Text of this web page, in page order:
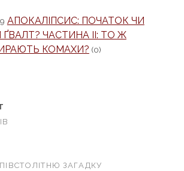
АПОКАЛІПСИС: ПОЧАТОК ЧИ
ЧАСТИНА ІІ: ТО Ж
КОМАХИ? (0)
ЗАГАДКУ